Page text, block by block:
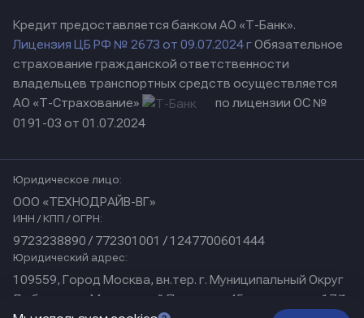
Кредит предоставляется банком АО «Т-Банк».
Лицензия ЦБ РФ № 2673 от 09.07.2024 гОбязательное
страхование гражданской ответственности
владельцев транспортных средств осуществляется
АО «Т-Страхование»
по лицензии ОС №
0191-03 от 01.07.2024
Юридическое лицо:
ООО «ТЕХНОДРАЙВ-ВГ»
ИНН / КПП / ОГРН:
9723238890 / 772301001 / 1247700601444
Юридический адрес:
109559, Город Москва, вн.тер. г. Муниципальный Округ
Люблино, ул Марьинский Парк, дом 45, помещение 17/1